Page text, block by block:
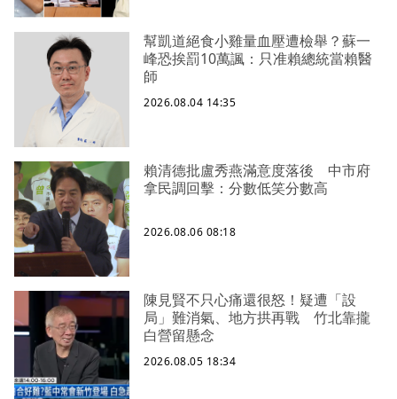
幫凱道絕食小雞量血壓遭檢舉？蘇一
峰恐挨罰10萬諷：只准賴總統當賴醫
師
2026.08.04 14:35
賴清德批盧秀燕滿意度落後 中市府
拿民調回擊：分數低笑分數高
2026.08.06 08:18
陳見賢不只心痛還很怒！疑遭「設
局」難消氣、地方拱再戰 竹北靠攏
白營留懸念
2026.08.05 18:34